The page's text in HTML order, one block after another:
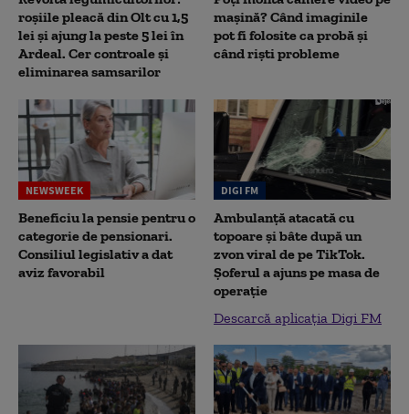
roșiile pleacă din Olt cu 1,5
lei și ajung la peste 5 lei în
Ardeal. Cer controale și
eliminarea samsarilor
mașină? Când imaginile
pot fi folosite ca probă și
când riști probleme
NEWSWEEK
Beneficiu la pensie pentru o
categorie de pensionari.
Consiliul legislativ a dat
aviz favorabil
DIGI FM
Ambulanță atacată cu
topoare și bâte după un
zvon viral de pe TikTok.
Șoferul a ajuns pe masa de
operație
Descarcă aplicația Digi FM